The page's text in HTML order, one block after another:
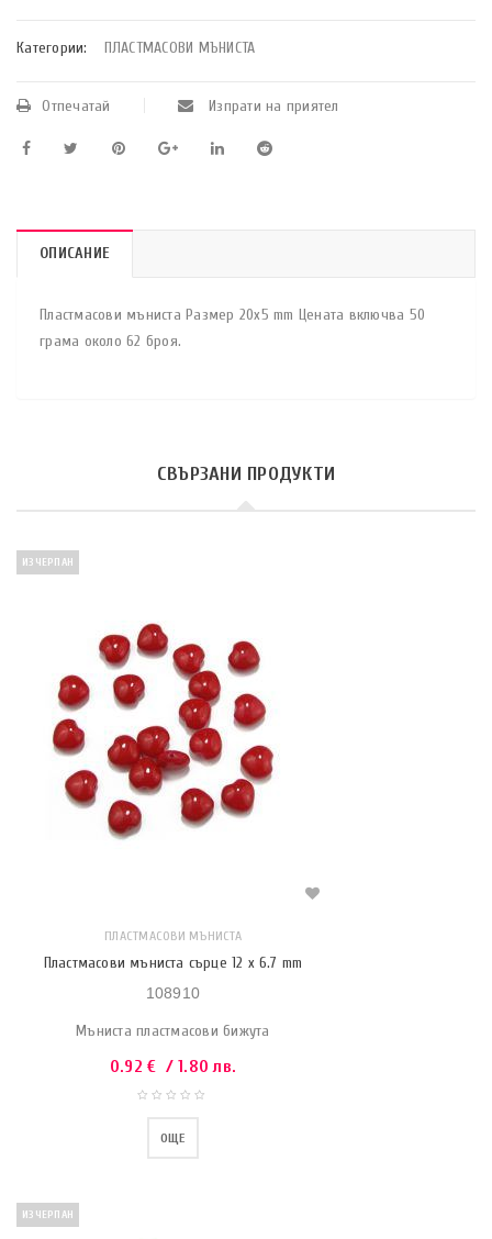
Категории: ПЛАСТМАСОВИ МЪНИСТА
Отпечатай Изпрати на приятел
ОПИСАНИЕ
Пластмасови мъниста Размер 20х5 mm Цената включва 50
грама около 62 броя.
СВЪРЗАНИ ПРОДУКТИ
ИЗЧЕРПАН
ПЛАСТМАСОВИ МЪНИСТА
Пластмасови мъниста сърце 12 x 6.7 mm
108910
Мъниста пластмасови бижута
0.92€ / 1.80 лв.
ОЩЕ
ИЗЧЕРПАН